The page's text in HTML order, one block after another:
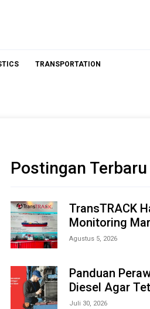
TRANSPORTATION
Postingan Terbaru
TransTRACK
Monitoring
Terintegrasi
Offshore Expo
Agustus 5, 2026
Panduan
Diesel Agar
dan Tahan
Juli 30, 2026